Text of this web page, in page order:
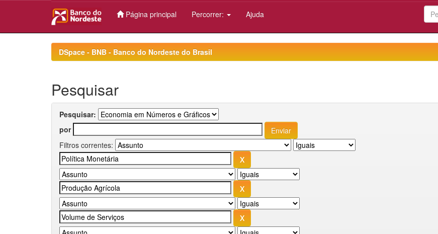
Página principal Percorrer: Ajuda
DSpace - BNB - Banco do Nordeste do Brasil
Pesquisar
Pesquisar:
por
Filtros correntes: